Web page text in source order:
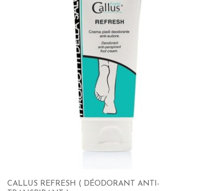
CALLUS REFRESH ( DÉODORANT ANTI-